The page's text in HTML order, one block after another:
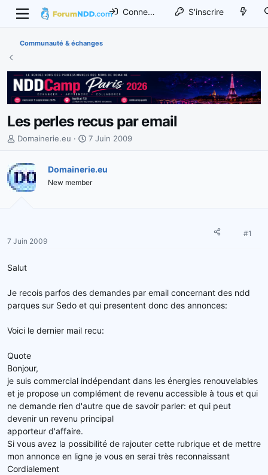
Connexion S'inscrire
Communauté & échanges
Les perles recus par email
I
i
t
i
r
e
a
d
s
u
s
s
i
o
Domainerie.eu
D
e
d
7 Juin 2009
Domainerie.eu
New member
7 Juin 2009
#1
Salut
Je recois parfos des demandes par email concernant des ndd
parques sur Sedo et qui presentent donc des annonces:
Voici le dernier mail recu:
Quote
Bonjour,
je suis commercial indépendant dans les énergies renouvelables
et je propose un complément de revenu accessible à tous et qui
ne demande rien d'autre que de savoir parler: et qui peut
devenir un revenu principal
apporteur d'affaire.
Si vous avez la possibilité de rajouter cette rubrique et de mettre
mon annonce en ligne je vous en serai très reconnaissant
Cordialement